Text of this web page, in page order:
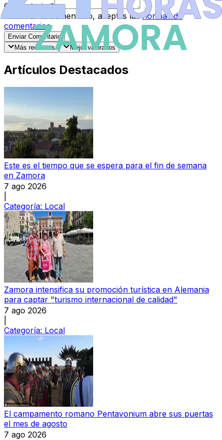
Comentario *
Al enviar tu comentario, aceptas las normas de
comentarios.
Enviar Comentario
Más recientes
Mejor valorados
Artículos Destacados
Este es el tiempo que se espera para el fin de semana
en Zamora
7 ago 2026
Categoría: Local
Zamora intensifica su promoción turística en Alemania
para captar "turismo internacional de calidad"
7 ago 2026
Categoría: Local
El campamento romano Pentavonium abre sus puertas
el mes de agosto
7 ago 2026